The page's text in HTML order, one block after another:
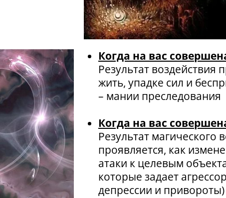
Когда на вас
Результат воздействия
жить, упадке сил и
– мании преследования
Когда на вас
Результат магического
проявляется, как
атаки к целевым
которые задает
депрессии и привороты)